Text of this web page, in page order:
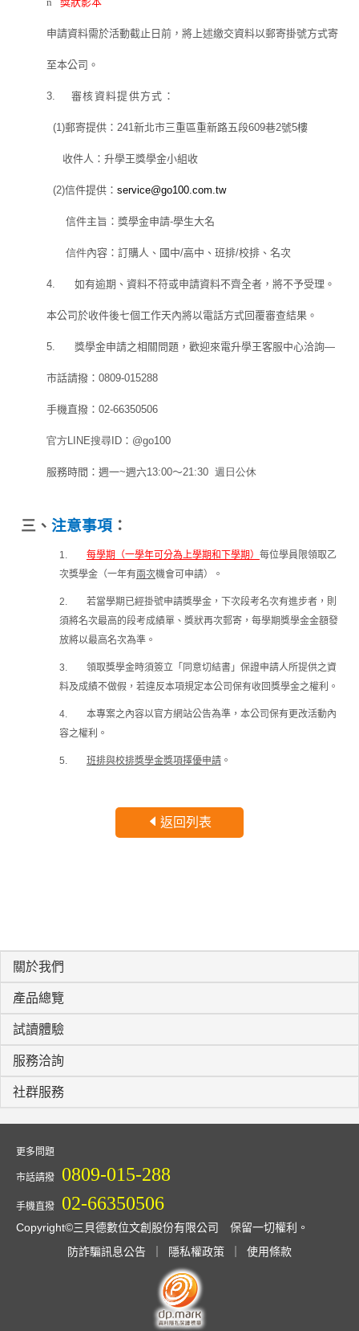
申請資料需於活動截止日前，將上述繳交資料以郵寄掛號方式寄
至本公司。
3. 審核資料提供方式：
(1)郵寄提供： 241新北市三重區重新路五段609巷2號5樓
收件人：升學王獎學金小組收
(2)信件提供： service@go100.com.tw
信件主旨：獎學金申請-學生大名
信件內容：訂購人、國中/高中、班排/校排、名次
4. 如有逾期、資料不符或申請資料不齊全者，將不予受理。
本公司於收件後七個工作天內將以電話方式回覆審查結果。
5. 獎學金申請之相關問題，歡迎來電升學王客服中心洽詢—
市話請撥： 0809-015288
手機直撥： 02-66350506
官方LINE搜尋ID： @go100
服務時間：週一~週六13:00～21:30 週日公休
三、 注意事項：
1. 每學期（一學年可分為上學期和下學期） 每位學員限領取乙
次獎學金（一年有兩次機會可申請）。
2.
若當學期已經掛號申請獎學金，下次段考名次有進步者，則
須將名次最高的段考成績單、獎狀再次郵寄，每學期獎學金金額發
放將以最高名次為準。
3.
領取獎學金時須簽立「同意切結書」保證申請人所提供之資
料及成績不做假，若違反本項規定本公司保有收回獎學金之權利。
4.
本專案之內容以官方網站公告為準，本公司保有更改活動內
容之權利。
5. 班排與校排獎學金獎項擇優申請。
返回列表
關於我們
產品總覽
試讀體驗
服務洽詢
社群服務
更多問題
市話請撥 0809-015-288
手機直撥 02-66350506
Copyright©三貝德數位文創股份有限公司 保留一切權利。
防詐騙訊息公告
隱私權政策 使用條款